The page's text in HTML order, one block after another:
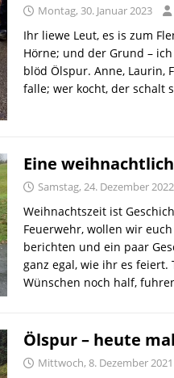
Montag, 30. Januar 2023
Ihr liewe Leut, es is zum
Hörne; und der Grund –
blöd Ölspur. Anne, Laurin,
falle; wer kocht, der schalt
Eine
Samstag, 24. Dezember 2022
Weihnachtszeit ist
Feuerwehr, wollen wir
berichten und ein paar
ganz egal, wie ihr es feiert.
Wünschen noch half,
Ölspur – heute
Mittwoch, 8. Dezember 2021